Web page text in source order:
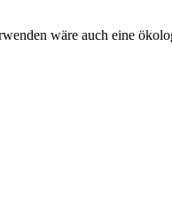
wäre auch eine